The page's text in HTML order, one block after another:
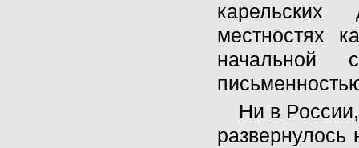
карельских
местностях
начальной
Ни в
развернулось